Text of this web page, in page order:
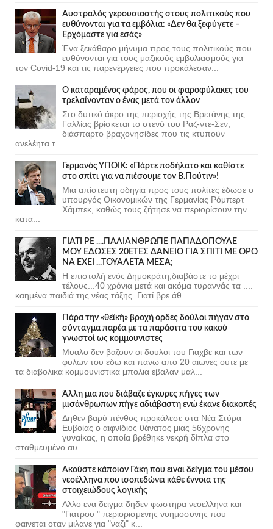
Αυστραλός γερουσιαστής στους πολιτικούς που
ευθύνονται για τα εμβόλια: «Δεν θα ξεφύγετε –
Ερχόμαστε για εσάς»
Ένα ξεκάθαρο μήνυμα προς τους πολιτικούς που
ευθύνονται για τους μαζικούς εμβολιασμούς για
τον Covid-19 και τις παρενέργειες που προκάλεσαν...
Ο καταραμένος φάρος, που οι φαροφύλακες του
τρελαίνονταν ο ένας μετά τον άλλον
Στο δυτικό άκρο της περιοχής της Βρετάνης της
Γαλλίας βρίσκεται το στενό του Ραζ-ντε-Σεν,
διάσπαρτο βραχονησίδες που τις κτυπούν
ανελέητα τ...
Γερμανός ΥΠΟΙΚ: «Πάρτε ποδήλατο και καθίστε
στο σπίτι για να πιέσουμε τον Β.Πούτιν»!
Μια απίστευτη οδηγία προς τους πολίτες έδωσε ο
υπουργός Οικονομικών της Γερμανίας Ρόμπερτ
Χάμπεκ, καθώς τους ζήτησε να περιορίσουν την
κατα...
ΓΙΑΤΙ ΡΕ ....ΠΑΛΙΑΝΘΡΩΠΕ ΠΑΠΑΔΟΠΟΥΛΕ
ΜΟΥ ΕΔΩΣΕΣ 20ΕΤΕΣ ΔΑΝΕΙΟ ΓΙΑ ΣΠΙΤΙ ΜΕ ΟΡΟ
ΝΑ ΕΧΕΙ ...ΤΟΥΑΛΕΤΑ ΜΕΣΑ;
Η επιστολή ενός Δημοκράτη,διαβάστε το μέχρι
τέλους...40 χρόνια μετά και ακόμα τυραννάς τα ....
καημένα παιδιά της νέας τάξης. Γιατί βρε άθ...
Πάρα την «θεϊκή» βροχή ορδες δούλοι πήγαν στο
σύνταγμα παρέα με τα παράσιτα του κακού
γνωστοί ως κομμουνιστες
Μυαλο δεν βαζουν οι δουλοι του Γιαχβε και των
φυλων του εδω και πανω απο 20 αιωνες ουτε με
τα διαβολικα κομμουνιστικα μπολια εβαλαν μαλ...
Άλλη μια που διάβαζε έγκυρες πήγες των
μισάνθρωπων πήγε αδιάβαστη ενώ έκανε διακοπές
Δηθεν βαρύ πένθος προκάλεσε στα Νέα Στύρα
Ευβοίας ο αιφνίδιος θάνατος μιας 56χρονης
γυναίκας, η οποία βρέθηκε νεκρή δίπλα στο
σταθμευμένο αυ...
Ακούστε κάποιον Γάκη που ειναι δείγμα του μέσου
νεοέλληνα που ισοπεδώνει κάθε έννοια της
στοιχειώδους λογικής
Αλλο ενα δειγμα δηδεν φωστηρα νεοελληνα και
"Γιατρου " περιορισμενης νοημοσυνης που
φαινεται οταν μιλανε για "ναζι" κ...